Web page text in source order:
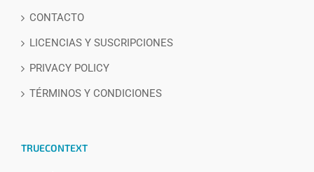
CONTACTO
LICENCIAS Y SUSCRIPCIONES
PRIVACY POLICY
TÉRMINOS Y CONDICIONES
TRUECONTEXT